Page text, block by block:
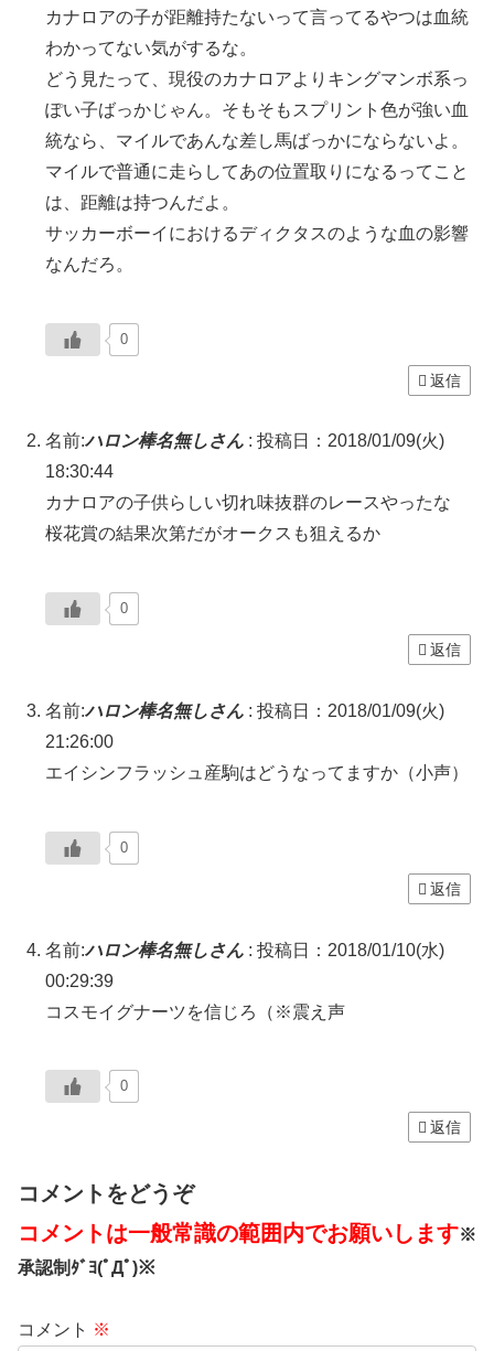
カナロアの子が距離持たないって言ってるやつは血統
わかってない気がするな。
どう見たって、現役のカナロアよりキングマンボ系っ
ぽい子ばっかじゃん。そもそもスプリント色が強い血
統なら、マイルであんな差し馬ばっかにならないよ。
マイルで普通に走らしてあの位置取りになるってこと
は、距離は持つんだよ。
サッカーボーイにおけるディクタスのような血の影響
なんだろ。
0
返信
名前:ハロン棒名無しさん : 投稿日：2018/01/09(火)
18:30:44
カナロアの子供らしい切れ味抜群のレースやったな
桜花賞の結果次第だがオークスも狙えるか
0
返信
名前:ハロン棒名無しさん : 投稿日：2018/01/09(火)
21:26:00
エイシンフラッシュ産駒はどうなってますか（小声）
0
返信
名前:ハロン棒名無しさん : 投稿日：2018/01/10(水)
00:29:39
コスモイグナーツを信じろ（※震え声
0
返信
コメントをどうぞ
コメントは一般常識の範囲内でお願いします※
承認制ﾀﾞﾖ(ﾟДﾟ)※
コメント ※